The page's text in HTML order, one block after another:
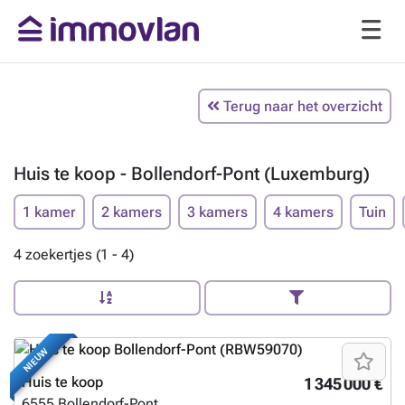
Terug naar het overzicht
Huis te koop - Bollendorf-Pont (Luxemburg)
1 kamer 2 kamers 3 kamers 4 kamers Tuin
4 zoekertjes (1 - 4)
NIEUW
1 345 000 €
Huis te koop